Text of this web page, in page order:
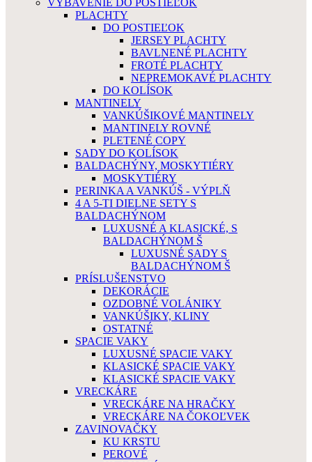
VYBAVENIE DO POSTIEĽOK
PLACHTY
DO POSTIEĽOK
JERSEY PLACHTY
BAVLNENÉ PLACHTY
FROTÉ PLACHTY
NEPREMOKAVÉ PLACHTY
DO KOLÍSOK
MANTINELY
VANKÚŠIKOVÉ MANTINELY
MANTINELY ROVNÉ
PLETENÉ COPY
SADY DO KOLÍSOK
BALDACHÝNY, MOSKYTIÉRY
MOSKYTIÉRY
PERINKA A VANKÚŠ - VÝPLŇ
4 A 5-TI DIELNE SETY S
BALDACHÝNOM
LUXUSNÉ A KLASICKÉ, S
BALDACHÝNOM Š
LUXUSNÉ SADY S
BALDACHÝNOM Š
PRÍSLUŠENSTVO
DEKORÁCIE
OZDOBNÉ VOLÁNIKY
VANKÚŠIKY, KLINY
OSTATNÉ
SPACIE VAKY
LUXUSNÉ SPACIE VAKY
KLASICKÉ SPACIE VAKY
KLASICKÉ SPACIE VAKY
VRECKÁRE
VRECKÁRE NA HRAČKY
VRECKÁRE NA ČOKOĽVEK
ZAVINOVAČKY
KU KRSTU
PEROVÉ